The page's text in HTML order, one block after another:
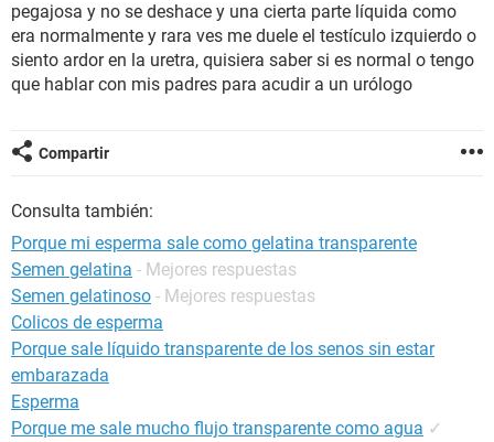
GLOSARIO
pegajosa y no se deshace y una cierta parte líquida como
era normalmente y rara ves me duele el testículo izquierdo o
siento ardor en la uretra, quisiera saber si es normal o tengo
que hablar con mis padres para acudir a un urólogo
Compartir
Consulta también:
Porque mi esperma sale como gelatina transparente
Semen gelatina - Mejores respuestas
Semen gelatinoso - Mejores respuestas
Colicos de esperma
Porque sale líquido transparente de los senos sin estar
embarazada
Esperma
Porque me sale mucho flujo transparente como agua ✓